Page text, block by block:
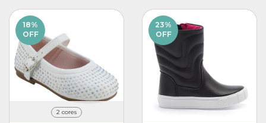
18%
OFF
2 cores
23%
OFF